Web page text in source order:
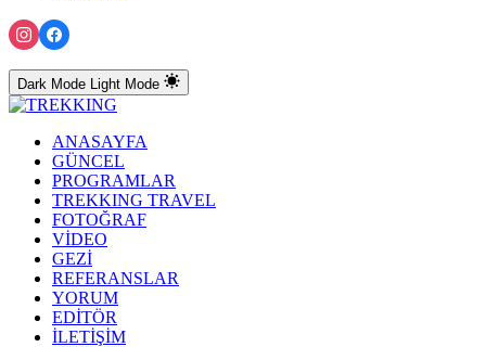
Dark Mode Light Mode
ANASAYFA
GÜNCEL
PROGRAMLAR
TREKKING TRAVEL
FOTOĞRAF
VİDEO
GEZİ
REFERANSLAR
YORUM
EDİTÖR
İLETİŞİM